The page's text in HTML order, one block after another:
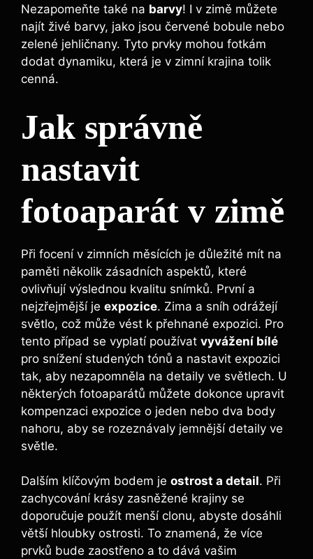
Nezapomeňte také na barvy! I v zimě můžete
najít živé barvy, jako jsou červené bobule nebo
zelené jehličnany. Tyto prvky mohou fotkám
dodat dynamiku, která je v zimní krajina tolik
cenná.
Jak správně
nastavit
fotoaparát v zimě
Při focení v zimních měsících je důležité mít na
paměti několik zásadních aspektů, které
ovlivňují výslednou kvalitu snímků. První a
nejzřejmější je expozice. Zima a sníh odrážejí
světlo, což může vést k přehnané expozici. Pro
tento případ se vyplatí používat vyvážení bílé
pro snížení studených tónů a nastavit expozici
tak, aby nezapomněla na detaily ve světlech. U
některých fotoaparátů můžete dokonce upravit
kompenzaci expozice o jeden nebo dva body
nahoru, aby se rozeznávaly jemnější detaily ve
světle.
Dalším klíčovým bodem je ostrost a detail. Při
zachycování krásy zasněžené krajiny se
doporučuje použít menší clonu, abyste dosáhli
větší hloubky ostrosti. To znamená, že více
prvků bude zaostřeno a to dává vašim